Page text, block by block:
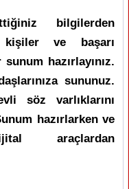
bilgilerden
kişiler ve başarı
hazırlayınız.
sununuz.
söz varlıklarını
hazırlarken ve
araçlardan